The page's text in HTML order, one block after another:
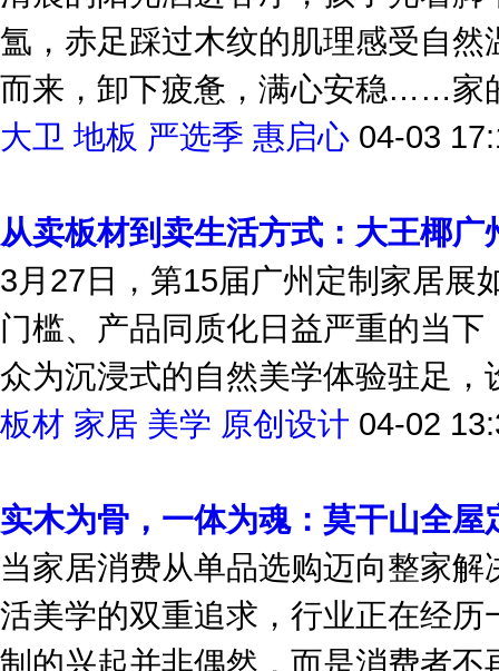
清晨的阳光洒进客厅，孩子光着
氲，赤足踩过木纹的肌理感受自
而来，卸下疲惫，满心安稳……家
大卫
地板 严选季 惠启心
从卖板材到卖生活方式：大王椰
3月27日，第15届广州定制家居展
门槛、产品同质化日益严重的当
众为沉浸式的自然美学体验驻足，
板材 家居 美学 原创设计
实木为骨，一体为魂：莫干山全
当家居消费从单品选购迈向整家
活美学的双重追求，行业正在经